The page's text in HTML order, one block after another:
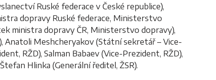
Ruské federace v České republice),
dopravy Ruské federace, Ministerstvo
ministra dopravy ČR, Ministerstvo dopravy),
Anatoli Meshcheryakov (Státní sekretář – Vice-
RŽD), Salman Babaev (Vice-Prezident, RŽD),
Hlinka (Generální ředitel, ŽSR).